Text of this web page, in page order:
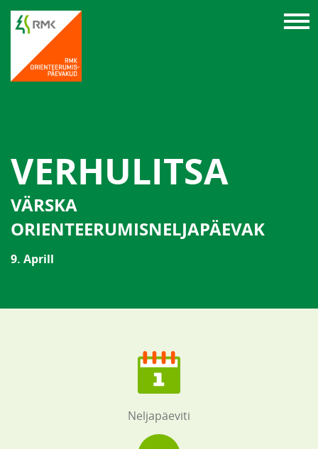
VERHULITSA
VÄRSKA
ORIENTEERUMISNELJAPÄEVAK
9. Aprill
Neljapäeviti